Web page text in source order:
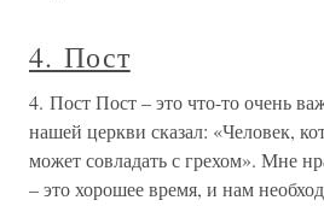
4. Пост
4. Пост Пост – это что-то очень
нашей церкви сказал: «Человек,
может совладать с грехом». Мне
– это хорошее время, и нам